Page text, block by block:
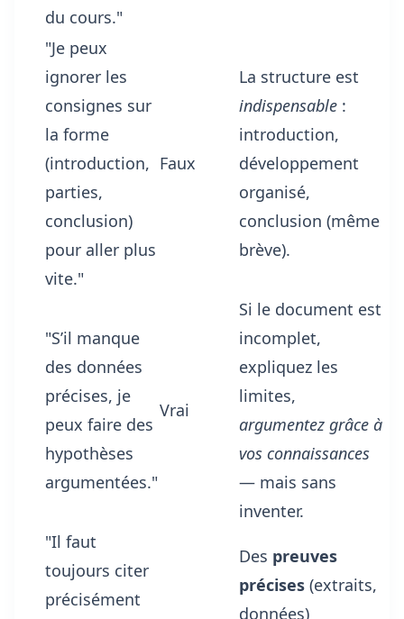
du cours."
"Je peux
ignorer les
consignes sur
la forme
(introduction,
parties,
conclusion)
pour aller plus
vite."
Faux
La structure est
indispensable :
introduction,
développement
organisé,
conclusion (même
brève).
"S’il manque
des données
précises, je
peux faire des
hypothèses
argumentées."
Vrai
Si le document est
incomplet,
expliquez les
limites,
argumentez grâce à
vos connaissances
— mais sans
inventer.
"Il faut
toujours citer
précisément
Des preuves
précises (extraits,
données)